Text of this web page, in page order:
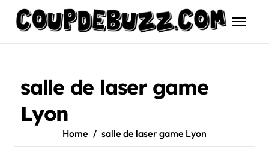
content
salle de laser game
Lyon
Home salle de laser game Lyon